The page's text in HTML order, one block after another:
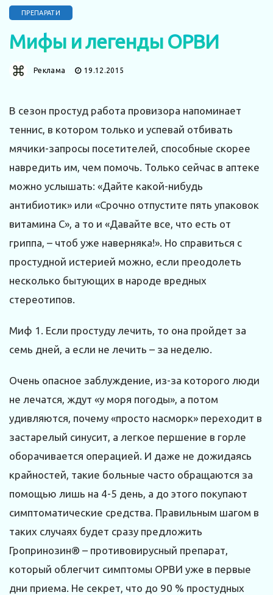
ПРЕПАРАТИ
Мифы и легенды ОРВИ
Реклама 19.12.2015
В сезон простуд работа провизора напоминает
теннис, в котором только и успевай отбивать
мячики-запросы посетителей, способные скорее
навредить им, чем помочь. Только сейчас в аптеке
можно услышать: «Дайте какой-нибудь
антибиотик» или «Срочно отпустите пять упаковок
витамина С», а то и «Давайте все, что есть от
гриппа, – чтоб уже наверняка!». Но справиться с
простудной истерией можно, если преодолеть
несколько бытующих в народе вредных
стереотипов.
Миф 1. Если простуду лечить, то она пройдет за
семь дней, а если не лечить – за неделю.
Очень опасное заблуждение, из-за которого люди
не лечатся, ждут «у моря погоды», а потом
удивляются, почему «просто насморк» переходит в
застарелый синусит, а легкое першение в горле
оборачивается операцией. И даже не дожидаясь
крайностей, такие больные часто обращаются за
помощью лишь на 4-5 день, а до этого покупают
симптоматические средства. Правильным шагом в
таких случаях будет сразу предложить
Гропринозин® – противовирусный препарат,
который облегчит симптомы ОРВИ уже в первые
дни приема. Не секрет, что до 90 % простудных